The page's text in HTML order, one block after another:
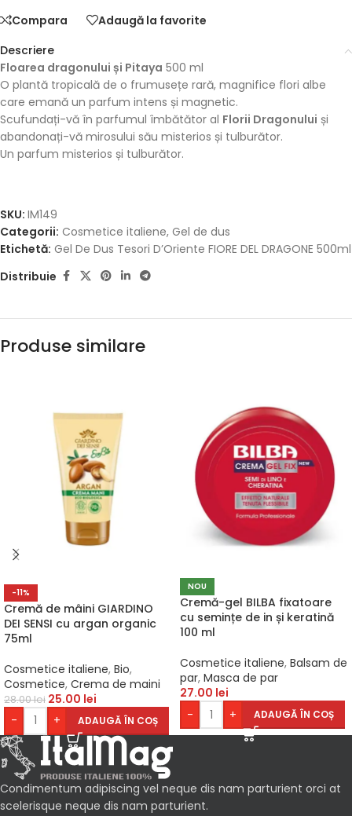
Compara
Adaugă la favorite
Descriere
Floarea dragonului și Pitaya 500 ml
O plantă tropicală de o frumusețe rară, magnifice flori albe
care emană un parfum intens și magnetic.
Scufundați-vă în parfumul îmbătător al Florii Dragonului și
abandonați-vă mirosului său misterios și tulburător.
Un parfum misterios și tulburător.
SKU: IM149
Categorii: Cosmetice italiene, Gel de dus
Etichetă: Gel De Dus Tesori D’Oriente FIORE DEL DRAGONE 500ml
Distribuie
Produse similare
-11%
Cremă de mâini GIARDINO
DEI SENSI cu argan organic
75ml
Cosmetice italiene, Bio,
Cosmetice, Crema de maini
28.00lei 25.00 lei
-
+ ADAUGĂ ÎN COȘ
NOU
Cremă-gel BILBA fixatoare
cu semințe de in și keratină
100 ml
Cosmetice italiene, Balsam de
par, Masca de par
27.00 lei
-
+ ADAUGĂ ÎN COȘ
Condimentum adipiscing vel neque dis nam parturient orci at
scelerisque neque dis nam parturient.